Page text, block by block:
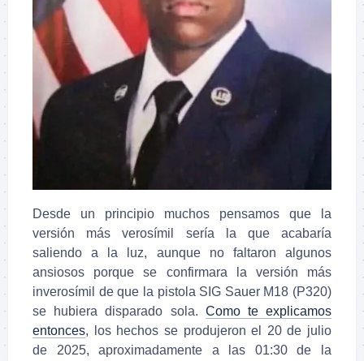
Desde un principio muchos pensamos que la
versión más verosímil sería la que acabaría
saliendo a la luz, aunque no faltaron algunos
ansiosos porque se confirmara la versión más
inverosímil de que la pistola SIG Sauer M18 (P320)
se hubiera disparado sola. Como te explicamos
entonces, los hechos se produjeron el 20 de julio
de 2025, aproximadamente a las 01:30 de la